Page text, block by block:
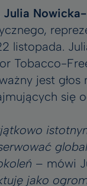
Julia
listopada.
Tobacco-
jest głos
się
– mówi
jako